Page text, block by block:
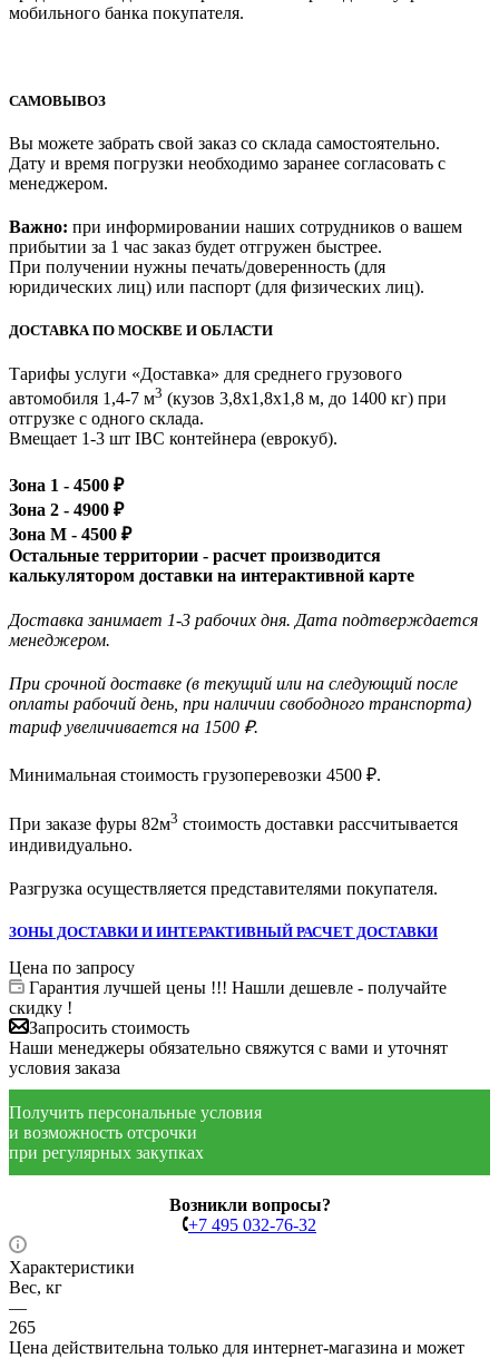
мобильного банка покупателя.
САМОВЫВОЗ
Вы можете забрать свой заказ со склада самостоятельно.
Дату и время погрузки необходимо заранее согласовать с
менеджером.
Важно: при информировании наших сотрудников о вашем
прибытии за 1 час заказ будет отгружен быстрее.
При получении нужны печать/доверенность (для
юридических лиц) или паспорт (для физических лиц).
ДОСТАВКА ПО МОСКВЕ И ОБЛАСТИ
Тарифы услуги «Доставка» для среднего грузового
автомобиля 1,4-7 м3 (кузов 3,8x1,8x1,8 м, до 1400 кг) при
отгрузке с одного склада.
Вмещает 1-3 шт IBC контейнера (еврокуб).
Зона 1 - 4500 ₽
Зона 2 - 4900 ₽
Зона М - 4500 ₽
Остальные территории - расчет производится
калькулятором доставки на интерактивной карте
Доставка занимает 1-3 рабочих дня. Дата подтверждается
менеджером.
При срочной доставке (в текущий или на следующий после
оплаты рабочий день, при наличии свободного транспорта)
тариф увеличивается на 1500 ₽.
Минимальная стоимость грузоперевозки 4500 ₽.
При заказе фуры 82м3 стоимость доставки рассчитывается
индивидуально.
Разгрузка осуществляется представителями покупателя.
ЗОНЫ ДОСТАВКИ И ИНТЕРАКТИВНЫЙ РАСЧЕТ ДОСТАВКИ
Цена по запросу
Гарантия лучшей цены !!! Нашли дешевле - получайте
скидку !
Запросить стоимость
Наши менеджеры обязательно свяжутся с вами и уточнят
условия заказа
Получить персональные условия
и возможность отсрочки
при регулярных закупках
Возникли вопросы?
+7 495 032-76-32
Характеристики
Вес, кг
—
265
Цена действительна только для интернет-магазина и может